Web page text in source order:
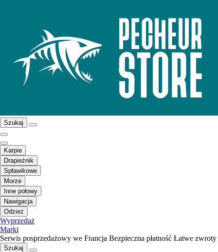
Szukaj
Karpie
Drapieżnik
Spławikowe
Morze
Inne połowy
Nawigacja
Odzież
Wyprzedaż
Marki
Serwis posprzedażowy we Francja Bezpieczna płatność Łatwe zwroty
Szukaj